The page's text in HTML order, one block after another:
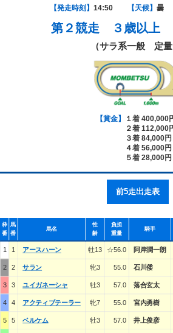
【発走時刻】 14:50 【天候】 曇
第２競走 ３歳以上
（サラ系一般 定量
【賞金】
１着 400,000
２着 112,000
３着 84,000円
４着 56,000円
５着 28,000円
前5走出走表
枠
番
馬
番
馬名
性
齢
負担
重量
騎手
1 1 アースハーン 牡13 ☆56.0 阿岸潤一朗
2 2 サラン 牝3 55.0 石川倭
3 3 ユイガネーシャ 牡3 57.0 落合玄太
4 4 アクティブテーラー 牝7 55.0 宮内勇樹
5 5 ベルケム 牡3 57.0 井上俊彦